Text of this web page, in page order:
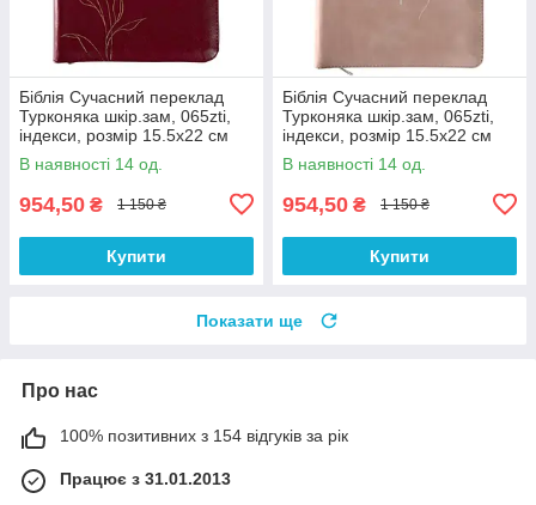
Біблія Сучасний переклад
Турконяка шкір.зам, 065zti,
індекси, розмір 15.5х22 см
(арт 1056615) Бордова
В наявності 14 од.
954,50 ₴ 1 150 ₴
Купити
Біблія Сучасний переклад
Турконяка шкір.зам, 065zti,
індекси, розмір 15.5х22 см
(арт 1056614) Пудрова
В наявності 14 од.
954,50 ₴ 1 150 ₴
Купити
Показати ще
Про нас
100% позитивних з 154 відгуків за рік
Працює з 31.01.2013